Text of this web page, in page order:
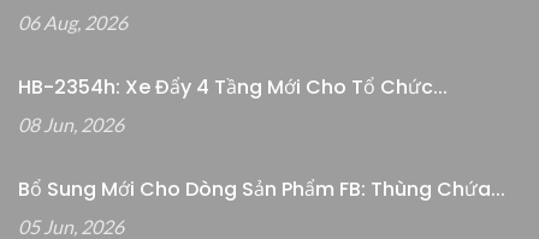
06 Aug, 2026
HB-2354h: Xe Đẩy 4 Tầng Mới Cho Tổ Chức...
08 Jun, 2026
Bổ Sung Mới Cho Dòng Sản Phẩm FB: Thùng Chứa...
05 Jun, 2026